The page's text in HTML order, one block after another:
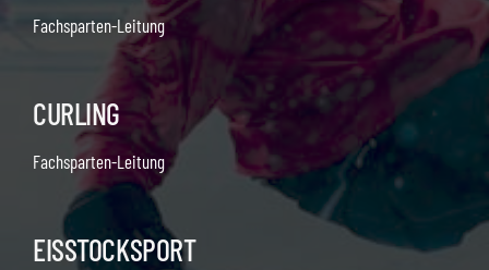
Fachsparten-Leitung
CURLING
Fachsparten-Leitung
EISSTOCKSPORT